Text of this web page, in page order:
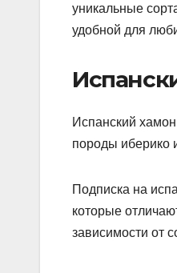
уникальные
удобной для
Испанский
породы иберико
Подписка на
которые
зависимости от